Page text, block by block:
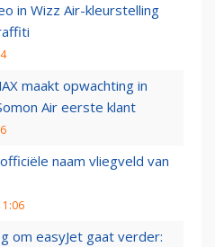
in Wizz Air-kleurstelling
maakt opwachting in
Air eerste klant
naam vliegveld van
om easyJet gaat verder: